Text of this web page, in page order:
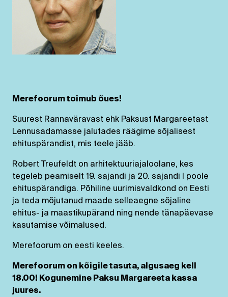
Merefoorum toimub õues!
Suurest Rannaväravast ehk Paksust Margareetast
Lennusadamasse jalutades räägime sõjalisest
ehituspärandist, mis teele jääb.
Robert Treufeldt on arhitektuuriajaloolane, kes
tegeleb peamiselt 19. sajandi ja 20. sajandi I poole
ehituspärandiga. Põhiline uurimisvaldkond on Eesti
ja teda mõjutanud maade selleaegne sõjaline
ehitus- ja maastikupärand ning nende tänapäevase
kasutamise võimalused.
Merefoorum on eesti keeles.
Merefoorum on kõigile tasuta, algusaeg kell
18.00! Kogunemine Paksu Margareeta kassa
juures.